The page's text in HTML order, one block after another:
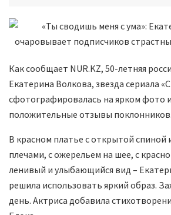
Как сообщает NUR.KZ, 50-летняя
Екатерина Волкова, звезда сериала
сфотографировалась на ярком фото
положительные отзывы поклонников.
В красном платье с открытой
плечами, с ожерельем на шее, с
ленивый и улыбающийся вид –
решила использовать яркий образ.
день. Актриса добавила